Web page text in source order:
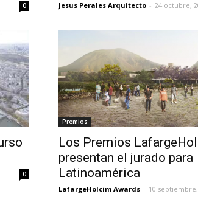
0 Jesus Perales Arquitecto - 24 octubre,
0
Premios
Los Premios
presentan el jurado para
Latinoamérica
LafargeHolcim Awards - 10 septiembre,